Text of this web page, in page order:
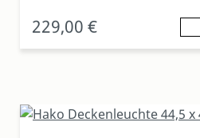
229,00 €